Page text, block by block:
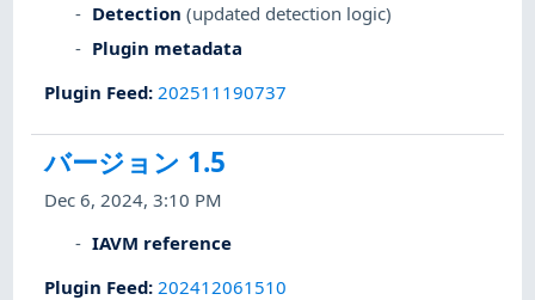
Detection (updated detection logic)
Plugin metadata
Plugin Feed: 202511190737
バージョン 1.5
Dec 6, 2024, 3:10 PM
IAVM reference
Plugin Feed: 202412061510